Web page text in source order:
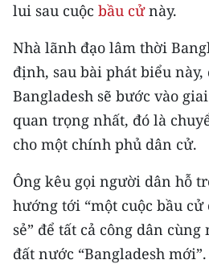
Media Chính trị
Media Kinh tế
Media Văn hóa
Media Xã hội
Media Du lịch
Media Thế giới
lui sau cuộc bầu cửnày.
Nhà lãnh đạo lâm thời
định, sau bài phát biểu này,
Bangladesh sẽ bước vào
quan trọng nhất, đó là
cho một chính phủ dân cử.
Ông kêu gọi người dân hỗ
hướng tới “một cuộc bầu cử
sẻ” để tất cả công dân
đất nước “Bangladesh mới”.